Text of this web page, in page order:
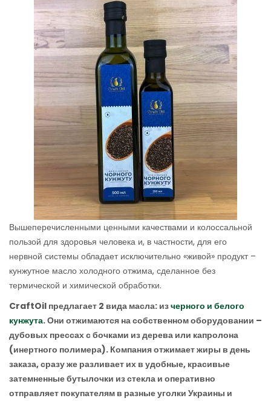
Вышеперечисленными ценными качествами и колоссальной
пользой для здоровья человека и, в частности, для его
нервной системы обладает исключительно «живой» продукт –
кунжутное масло холодного отжима, сделанное без
термической и химической обработки.
CraftOil предлагает 2 вида масла: изчерного и белого
кунжута. Они отжимаются на собственном оборудовании –
дубовых прессах с бочками из дерева или капролона
(инертного полимера). Компания отжимает жиры в день
заказа, сразу же разливает их в удобные, красивые
затемненные бутылочки из стекла и оперативно
отправляет покупателям в разные уголки Украины и